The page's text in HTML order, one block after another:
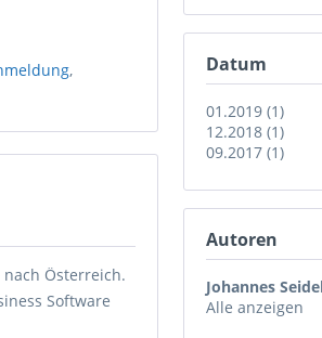
Datum
01.2019 (1)
12.2018 (1)
09.2017 (1)
Autoren
Johannes
Alle anzeigen
,
Österreich.
Software